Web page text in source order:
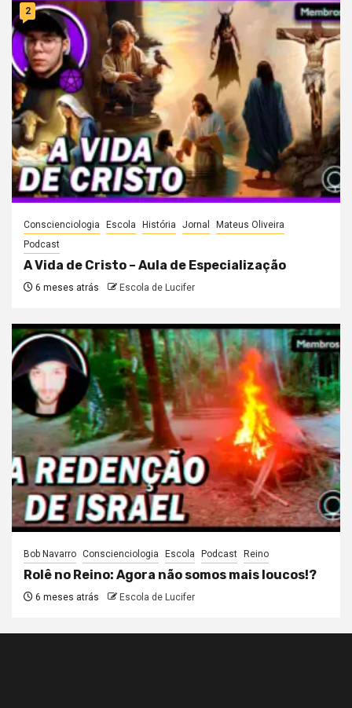
2
Conscienciologia Escola História Jornal
Mateus Oliveira
Podcast
A Vida de Cristo – Aula de Especialização
6 meses atrás Escola de Lucifer
Bob Navarro Conscienciologia Escola Podcast Reino
Rolê no Reino: Agora não somos mais loucos!?
6 meses atrás Escola de Lucifer